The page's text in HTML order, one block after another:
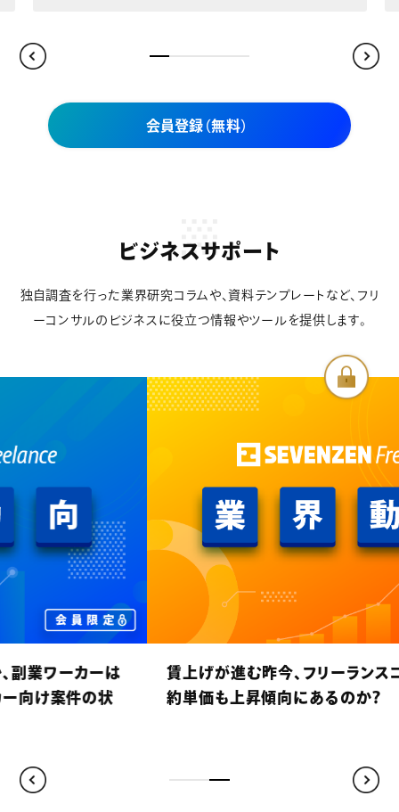
会員登録（無料）
ビジネスサポート
独自調査を行った業界研究コラムや、資料テンプレートなど、フリ
ーコンサルのビジネスに役立つ情報やツールを提供します。
賃上げが進む昨今、フリーランスコンサルタントの契
約単価も上昇傾向にあるのか？